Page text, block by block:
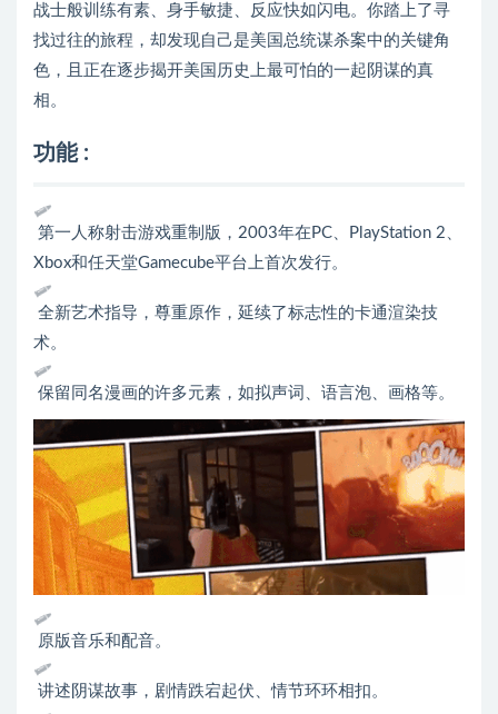
战士般训练有素、身手敏捷、反应快如闪电。你踏上了寻
找过往的旅程，却发现自己是美国总统谋杀案中的关键角
色，且正在逐步揭开美国历史上最可怕的一起阴谋的真
相。
功能 :
第一人称射击游戏重制版，2003年在PC、PlayStation 2、
Xbox和任天堂Gamecube平台上首次发行。
全新艺术指导，尊重原作，延续了标志性的卡通渲染技
术。
保留同名漫画的许多元素，如拟声词、语言泡、画格等。
原版音乐和配音。
讲述阴谋故事，剧情跌宕起伏、情节环环相扣。